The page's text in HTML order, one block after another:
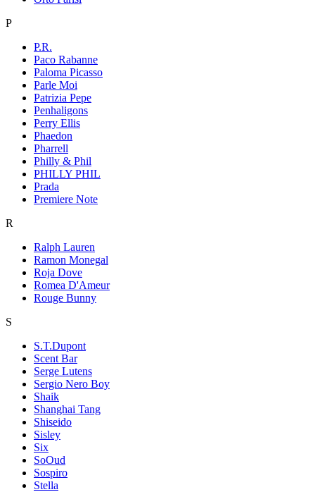
P
P.R.
Paco Rabanne
Paloma Picasso
Parle Moi
Patrizia Pepe
Penhaligons
Perry Ellis
Phaedon
Pharrell
Philly & Phil
PHILLY PHIL
Prada
Premiere Note
R
Ralph Lauren
Ramon Monegal
Roja Dove
Romea D'Ameur
Rouge Bunny
S
S.T.Dupont
Scent Bar
Serge Lutens
Sergio Nero Boy
Shaik
Shanghai Tang
Shiseido
Sisley
Six
SoOud
Sospiro
Stella